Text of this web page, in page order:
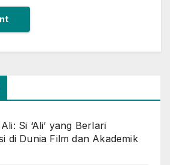
Si ‘Ali’ yang Berlari
di Dunia Film dan Akademik